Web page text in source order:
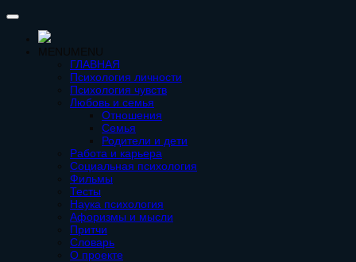
MENUMENU
ГЛАВНАЯ
Психология личности
Психология чувств
Любовь и семья
Отношения
Семья
Родители и дети
Работа и карьера
Социальная психология
Фильмы
Тесты
Наука психология
Афоризмы и мысли
Притчи
Словарь
О проекте